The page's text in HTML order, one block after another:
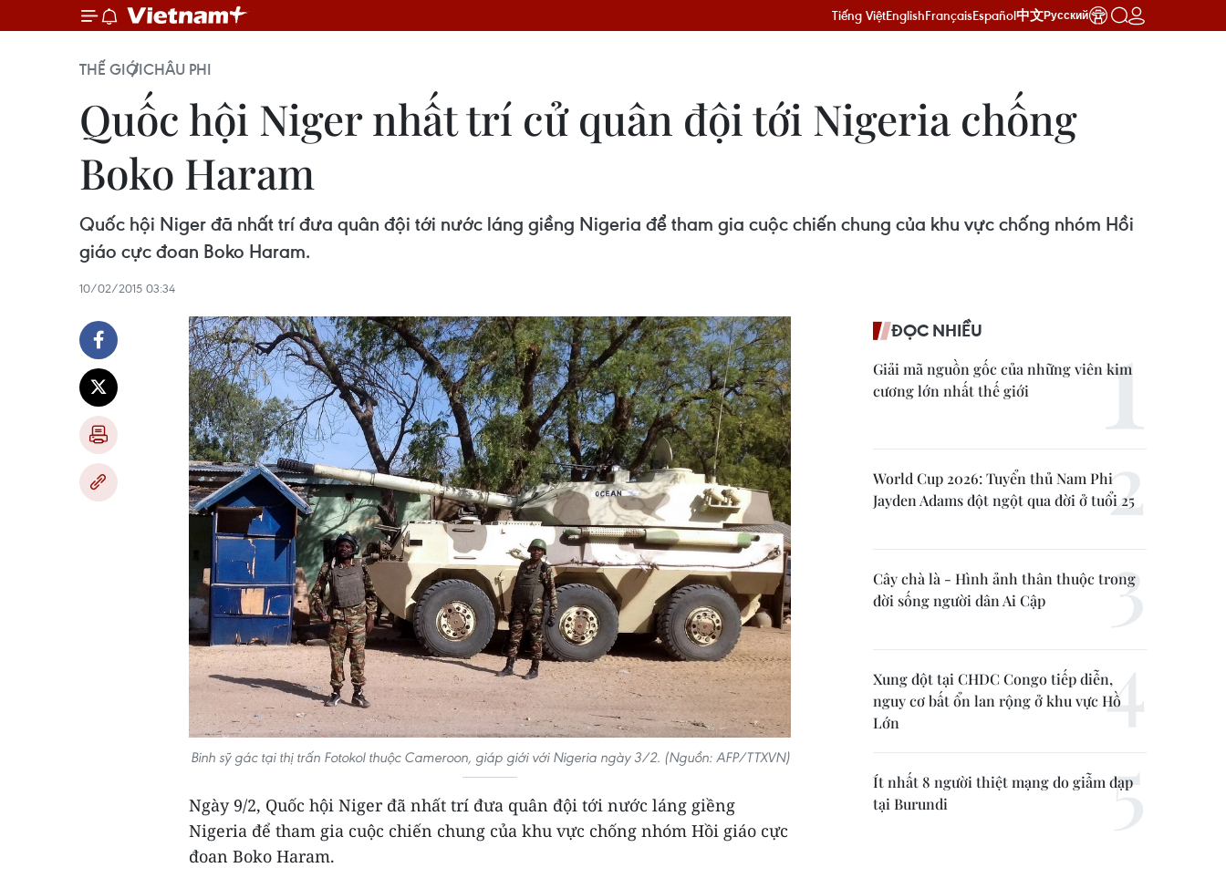
Tiếng ViệtEnglishFrançaisEspañol中文Русский
THẾ GIỚICHÂU PHI
Quốc hội Niger nhất trí cử quân đội tới Nigeria chống
Boko Haram
Quốc hội Niger đã nhất trí đưa quân đội tới nước láng giềng Nigeria để tham gia cuộc chiến chung của khu vực chống nhóm Hồi
giáo cực đoan Boko Haram.
10/02/2015 03:34
Binh sỹ gác tại thị trấn Fotokol thuộc Cameroon, giáp giới với Nigeria ngày 3/2. (Nguồn: AFP/TTXVN)
Ngày 9/2, Quốc hội Niger đã nhất trí đưa quân đội tới nước láng giềng
Nigeria để tham gia cuộc chiến chung của khu vực chống nhóm Hồi giáo cực
đoan Boko Haram.
ĐỌC NHIỀU
Giải mã nguồn gốc của những viên kim
cương lớn nhất thế giới
World Cup 2026: Tuyển thủ Nam Phi
Jayden Adams đột ngột qua đời ở tuổi 25
Cây chà là - Hình ảnh thân thuộc trong
đời sống người dân Ai Cập
Xung đột tại CHDC Congo tiếp diễn,
nguy cơ bất ổn lan rộng ở khu vực Hồ
Lớn
Ít nhất 8 người thiệt mạng do giẫm đạp
tại Burundi